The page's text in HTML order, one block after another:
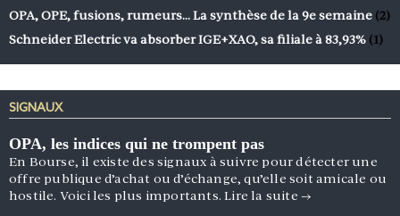
OPA, OPE, fusions, rumeurs… La synthèse de la 9e semaine (2)
Schneider Electric va absorber IGE+XAO, sa filiale à 83,93% (1)
SIGNAUX
OPA, les indices qui ne trompent pas
En Bourse, il existe des signaux à suivre pour détecter une
offre publique d’achat ou d’échange, qu’elle soit amicale ou
hostile. Voici les plus importants.Lire la suite →